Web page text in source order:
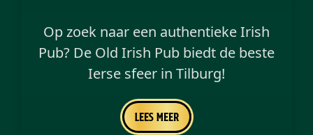
Op zoek naar een authentieke Irish
Pub? De Old Irish Pub biedt de beste
Ierse sfeer in Tilburg!
Lees meer